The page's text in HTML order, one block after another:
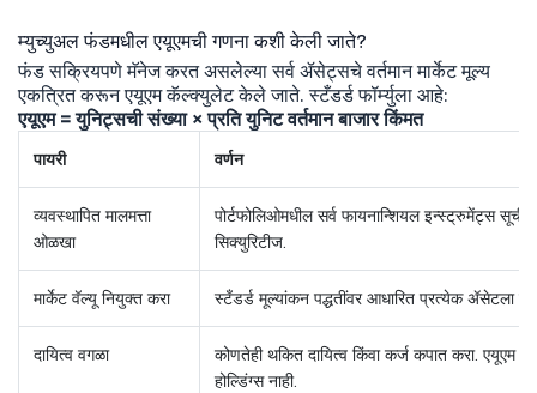
म्युच्युअल फंडमधील एयूएमची गणना कशी केली जाते?
फंड सक्रियपणे मॅनेज करत असलेल्या सर्व ॲसेट्सचे वर्तमान मार्केट मूल्य
एकत्रित करून एयूएम कॅल्क्युलेट केले जाते. स्टँडर्ड फॉर्म्युला आहे:
एयूएम = युनिट्सची संख्या × प्रति युनिट वर्तमान बाजार किंमत
पायरी वर्णन
व्यवस्थापित मालमत्ता
ओळखा
पोर्टफोलिओमधील सर्व फायनान्शियल इन्स्ट्रुमेंट्स
सिक्युरिटीज.
मार्केट वॅल्यू नियुक्त करा स्टँडर्ड मूल्यांकन पद्धतींवर आधारित प्रत्येक ॲसेटला
दायित्व वगळा
कोणतेही थकित दायित्व किंवा कर्ज कपात करा. एयूएम
होल्डिंग्स नाही.